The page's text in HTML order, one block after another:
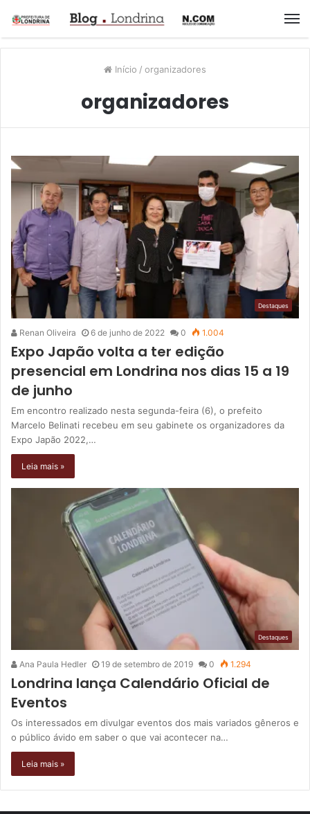
Início / organizadores
organizadores
Destaques
Renan Oliveira 6 de junho de 2022 0 1.004
Expo Japão volta a ter edição
presencial em Londrina nos dias 15 a 19
de junho
Em encontro realizado nesta segunda-feira (6), o prefeito
Marcelo Belinati recebeu em seu gabinete os organizadores da
Expo Japão 2022,…
Leia mais »
Destaques
Ana Paula Hedler 19 de setembro de 2019 0 1.294
Londrina lança Calendário Oficial de
Eventos
Os interessados em divulgar eventos dos mais variados gêneros e
o público ávido em saber o que vai acontecer na…
Leia mais »